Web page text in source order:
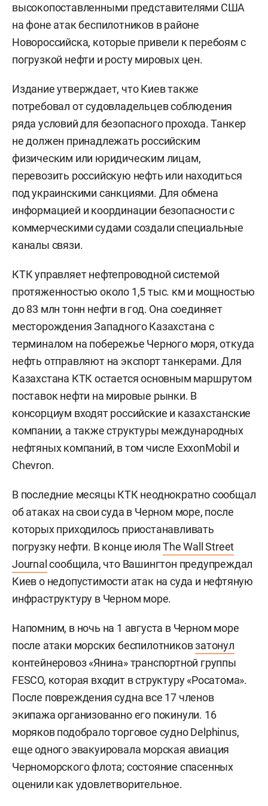
высокопоставленными представителями США
на фоне атак беспилотников в районе
Новороссийска, которые привели к перебоям с
погрузкой нефти и росту мировых цен.
Издание утверждает, что Киев также
потребовал от судовладельцев соблюдения
ряда условий для безопасного прохода. Танкер
не должен принадлежать российским
физическим или юридическим лицам,
перевозить российскую нефть или находиться
под украинскими санкциями. Для обмена
информацией и координации безопасности с
коммерческими судами создали специальные
каналы связи.
КТК управляет нефтепроводной системой
протяженностью около 1,5 тыс. км и мощностью
до 83 млн тонн нефти в год. Она соединяет
месторождения Западного Казахстана с
терминалом на побережье Черного моря, откуда
нефть отправляют на экспорт танкерами. Для
Казахстана КТК остается основным маршрутом
поставок нефти на мировые рынки. В
консорциум входят российские и казахстанские
компании, а также структуры международных
нефтяных компаний, в том числе ExxonMobil и
Chevron.
В последние месяцы КТК неоднократно сообщал
об атаках на свои суда в Черном море, после
которых приходилось приостанавливать
погрузку нефти. В конце июляThe Wall Street
Journalсообщила, что Вашингтон предупреждал
Киев о недопустимости атак на суда и нефтяную
инфраструктуру в Черном море.
Напомним, в ночь на 1 августа в Черном море
после атаки морских беспилотниковзатонул
контейнеровоз «Янина» транспортной группы
FESCO, которая входит в структуру «Росатома».
После повреждения судна все 17 членов
экипажа организованно его покинули. 16
моряков подобрало торговое судно Delphinus,
еще одного эвакуировала морская авиация
Черноморского флота; состояние спасенных
оценили как удовлетворительное.